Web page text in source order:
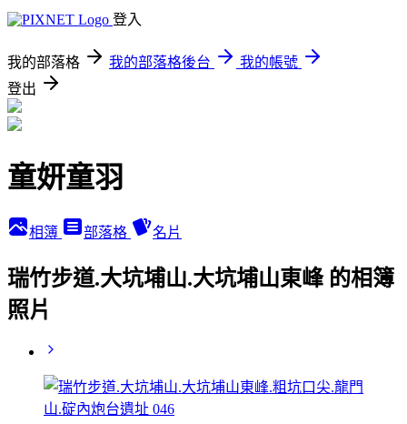
登入
我的部落格 我的部落格後台
我的帳號
登出
童妍童羽
相簿 部落格 名片
瑞竹步道.大坑埔山.大坑埔山東峰 的相簿
照片